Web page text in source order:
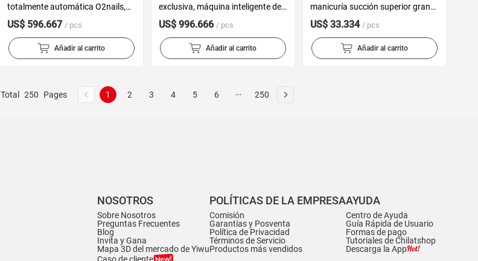
totalmente automática O2nails,
impresora de uñas portátil con
alimentación USB, pintura
instantánea
US$ 596.667 / pcs
Añadir al carrito
exclusiva, máquina inteligente de
impresión automática de uñas,
impresora de uñas V12
US$ 996.666 / pcs
Añadir al carrito
manicuría succión superior gran
succión ventilador alemán
exclusivo transfronterizo SN-D1
US$ 33.334 / pcs
Añadir al carrito
Total 250 Pages 1 2 3 4 5 6 250
NOSOTROS
Sobre Nosotros
Preguntas Frecuentes
Blog
Invita y Gana
Mapa 3D del mercado de Yiwu
POLÍTICAS DE LA EMPRESA
Comisión
Garantías y Posventa
Política de Privacidad
Términos de Servicio
Productos más vendidos
AYUDA
Centro de Ayuda
Guía Rápida de Usuario
Formas de pago
Tutoriales de Chilatshop
Descarga la App